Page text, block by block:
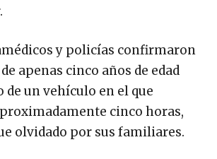
y policías confirmaron
apenas cinco años de edad
un vehículo en el que
cinco horas,
olvidado por sus familiares.